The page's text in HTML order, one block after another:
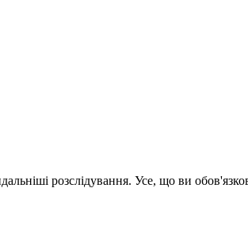
розслідування. Усе, що ви